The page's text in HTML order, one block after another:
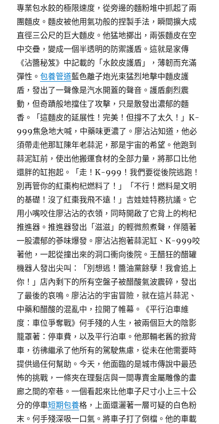
專業包水餃的極限速度，從旁邊的麵粉堆中抓起了兩
團麵皮。麵皮被他用氣功般的捏製手法，瞬間擴大成
直徑三公尺的巨大麵皮。他猛地擲出，兩張麵皮在空
中交疊，變成一個半透明的防禦護盾。這就是家傳
《沾醬秘笈》中記載的「水餃皮護盾」，薄韌而充滿
彈性。包養管道藍色離子炮光束猛烈地擊中麵皮護
盾，發出了一聲像是汽水開蓋的聲音。護盾劇烈震
動，但奇蹟般地擋住了攻擊，只是散發出濃郁的麵
香。「這麵皮的延展性！完美！但撐不了太久！」K-
999焦急地大喊，中藥味更濃了。廖沾沾知道，他必
須帶走他那缸陳年老蒜泥，那是宇宙的希望。他跑到
蒜泥缸前，使出他搬運食材的全部力量，將那口比他
還胖的缸抱起。「走！K-999！我們要從後院逃跑！
別再管你的紅棗枸杞燃料了！」「不行！燃料是文明
的基礎！沒了紅棗我飛不遠！」吉娃娃特務抗議。它
用小嘴咬住廖沾沾的衣領，同時開啟了它背上的枸杞
推進器。推進器發出「滋滋」的輕微煎煮聲，伴隨著
一股濃郁的蔘味爆發。廖沾沾抱著蒜泥缸、K-999咬
著他，一起從撞出來的洞口衝向後院。王醋狂的醋罐
機器人發出尖叫：「別想逃！醬油黨餘孽！我會追上
你！」店內剩下的所有空盤子被醋酸氣波震碎，發出
了最後的哀鳴。廖沾沾的宇宙冒險，就在這片蒜泥、
中藥和醋酸的混亂中，拉開了帷幕。《平行泊車維
度：車位爭奪戰》何手殘的人生，被兩個巨大的陰影
籠罩著：停車費，以及平行泊車。他那輛老舊的掀背
車，彷彿繼承了他所有的駕駛焦慮，從未在他需要時
提供過任何幫助。今天，他面臨的是城市傳說中最恐
怖的挑戰，一條夾在理髮店與一間專賣金屬雕像的畫
廊之間的窄巷。一個看起來比他車子尺寸小上三十公
分的停車短期包養格，上面還灑著一層可疑的白色粉
末。何手殘深吸一口氣。將車子打了倒檔。他的車載